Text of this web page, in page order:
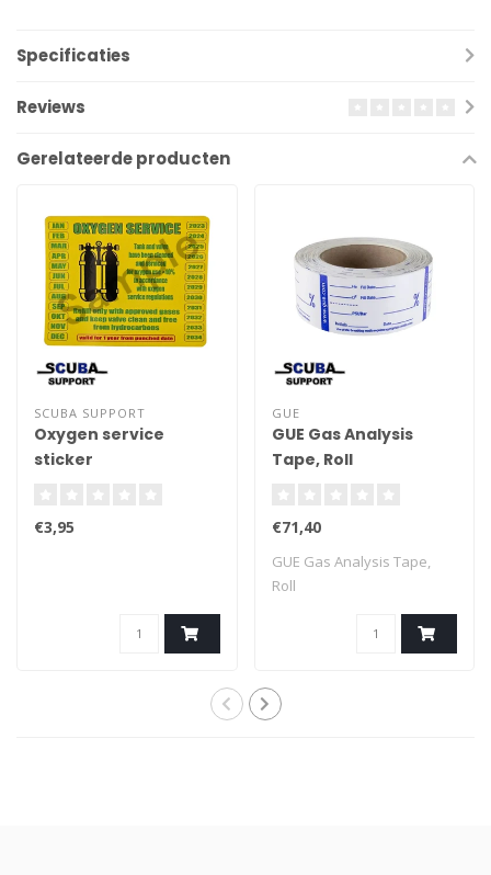
Specificaties
Reviews
Gerelateerde producten
SCUBA SUPPORT
Oxygen service
sticker
€3,95
GUE
GUE Gas Analysis
Tape, Roll
€71,40
GUE Gas Analysis Tape,
Roll